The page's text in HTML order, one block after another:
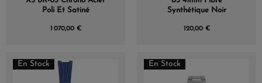
Poli Et Satiné
1 070,00 €
Synthétique Noir
120,00 €
En Stock En Stock